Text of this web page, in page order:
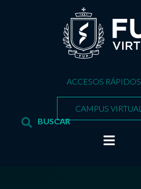
ACCESOS RÁPIDOS
CAMPUS VIRTUAL